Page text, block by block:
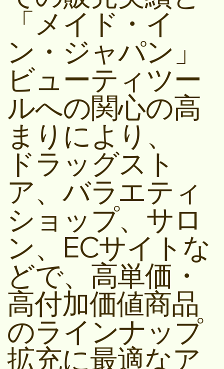
「メイド・イ
ン・ジャパン」
ビューティツー
ルへの関心の高
まりにより、
ドラッグスト
ア、バラエティ
ショップ、サロ
ン、ECサイトな
どで、高単価・
高付加価値商品
のラインナップ
拡充に最適なア